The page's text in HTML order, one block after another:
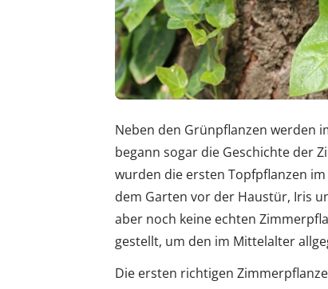
Neben den Grünpflanzen werden
begann sogar die Geschichte der
wurden die ersten Topfpflanzen
dem Garten vor der Haustür, Iris
aber noch keine echten
gestellt, um den im Mittelalter
Die ersten richtigen